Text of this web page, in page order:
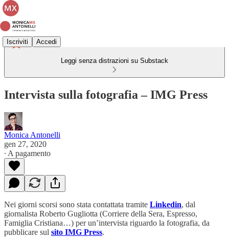
Iscriviti Accedi
Leggi senza distrazioni su Substack
Intervista sulla fotografia – IMG Press
Monica Antonelli
gen 27, 2020
∙ A pagamento
Nei giorni scorsi sono stata contattata tramite Linkedin, dal
giornalista Roberto Gugliotta (Corriere della Sera, Espresso,
Famiglia Cristiana…) per un’intervista riguardo la fotografia, da
pubblicare sul sito IMG Press.